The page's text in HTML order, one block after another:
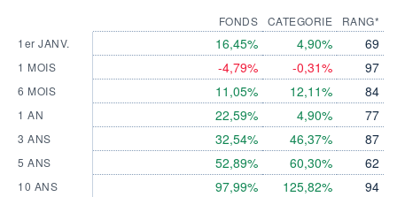
1er JANV.
1 MOIS
6 MOIS
1 AN
3 ANS
5 ANS
10 ANS
FONDS
16,45%
-4,79%
11,05%
22,59%
32,54%
52,89%
97,99%
CATEGORIE
4,90%
-0,31%
12,11%
4,90%
46,37%
60,30%
125,82%
RANG*
69
97
84
77
87
62
94